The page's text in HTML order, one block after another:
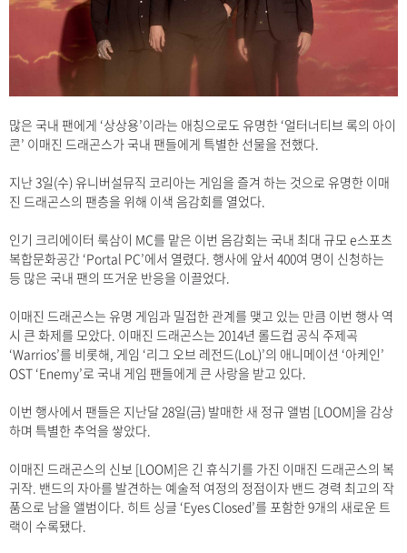
많은 국내 팬에게 ‘상상용’이라는 애칭으로도 유명한 ‘얼터너티브 록의 아이
콘’ 이매진 드래곤스가 국내 팬들에게 특별한 선물을 전했다.
지난 3일(수) 유니버설뮤직 코리아는 게임을 즐겨 하는 것으로 유명한 이매
진 드래곤스의 팬층을 위해 이색 음감회를 열었다.
인기 크리에이터 룩삼이 MC를 맡은 이번 음감회는 국내 최대 규모 e스포츠
복합문화공간 ‘Portal PC’에서 열렸다. 행사에 앞서 400여 명이 신청하는
등 많은 국내 팬의 뜨거운 반응을 이끌었다.
이매진 드래곤스는 유명 게임과 밀접한 관계를 맺고 있는 만큼 이번 행사 역
시 큰 화제를 모았다. 이매진 드래곤스는 2014년 롤드컵 공식 주제곡
‘Warrios’를 비롯해, 게임 ‘리그 오브 레전드(LoL)’의 애니메이션 ‘아케인’
OST ‘Enemy’로 국내 게임 팬들에게 큰 사랑을 받고 있다.
이번 행사에서 팬들은 지난달 28일(금) 발매한 새 정규 앨범 [LOOM]을 감상
하며 특별한 추억을 쌓았다.
이매진 드래곤스의 신보 [LOOM]은 긴 휴식기를 가진 이매진 드래곤스의 복
귀작. 밴드의 자아를 발견하는 예술적 여정의 정점이자 밴드 경력 최고의 작
품으로 남을 앨범이다. 히트 싱글 ‘Eyes Closed’를 포함한 9개의 새로운 트
랙이 수록됐다.